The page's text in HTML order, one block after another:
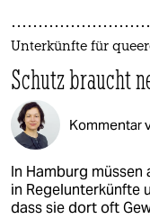
Unterkünfte für
Schutz braucht
Kommentar
In Hamburg müssen
in Regelunterkünfte
dass sie dort oft